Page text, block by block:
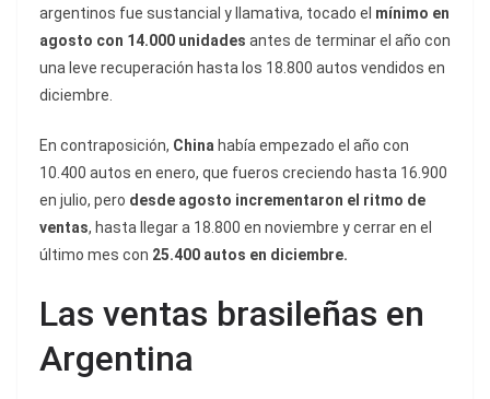
argentinos fue sustancial y llamativa, tocado el mínimo en
agosto con 14.000 unidades antes de terminar el año con
una leve recuperación hasta los 18.800 autos vendidos en
diciembre.
En contraposición, China había empezado el año con
10.400 autos en enero, que fueros creciendo hasta 16.900
en julio, pero desde agosto incrementaron el ritmo de
ventas, hasta llegar a 18.800 en noviembre y cerrar en el
último mes con 25.400 autos en diciembre.
Las ventas brasileñas en
Argentina